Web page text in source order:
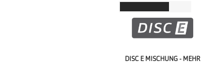
DISC E MISCHUNG - MEHR